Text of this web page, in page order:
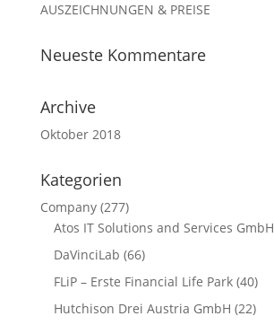
AUSZEICHNUNGEN & PREISE
Neueste Kommentare
Archive
Oktober 2018
Kategorien
Company(277)
Atos IT Solutions and Services GmbH
DaVinciLab (66)
FLiP – Erste Financial Life Park(40)
Hutchison Drei Austria GmbH (22)